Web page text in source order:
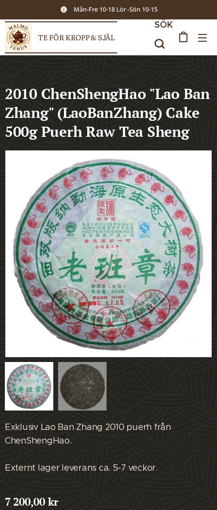
Mån-Fre 10-18 Lör -Sön 10-15
TE FÖR KROPP & SJÄL
SÖK
2010 ChenShengHao "Lao Ban
Zhang" (LaoBanZhang) Cake
500g Puerh Raw Tea Sheng
Exklusiv Lao Ban Zhang 2010 puerh från
ChenShengHao.
Externt lager leverans ca. 5-7 veckor.
7 200,00kr